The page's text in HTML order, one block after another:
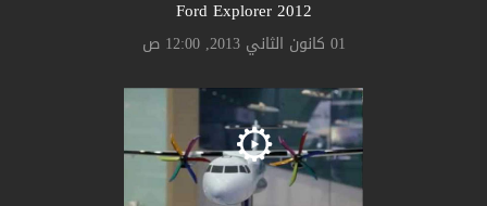
2012 Ford Explorer
01 كانون الثاني 2013, 12:00 ص